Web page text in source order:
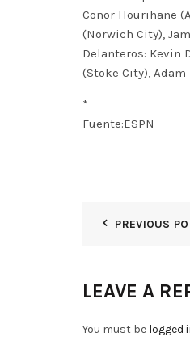
Conor Hourihane
(Norwich City),
Delanteros: Kevin
(Stoke City), Adam
*
Fuente:ESPN
PREVIOUS
LEAVE A
You must be logged